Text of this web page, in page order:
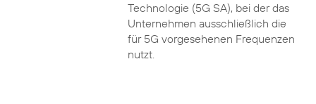
Technologie (5G SA), bei der das
Unternehmen ausschließlich die
für 5G vorgesehenen Frequenzen
nutzt.